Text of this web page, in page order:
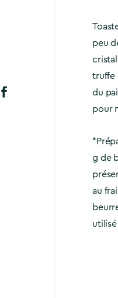
peu
truffe
du
pour
g de
au
utilisé